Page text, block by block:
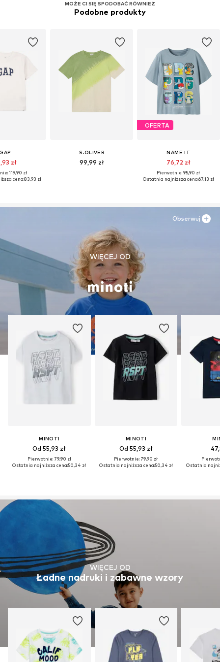
MOŻE CI SIĘ SPODOBAĆ RÓWNIEŻ
Podobne produkty
zł
119,90 zł
cena:83,93 zł
S.OLIVER
99,99 zł
OFERTA
NAME IT
76,72 zł
Pierwotnie: 95,90 zł
Ostatnia najniższa cena:67,13 zł
WIĘCEJ OD
MINOTI
Od 55,93 zł
Pierwotnie: 79,90 zł
Ostatnia najniższa cena:50,34 zł
MINOTI
Od 55,93 zł
Pierwotnie: 79,90 zł
Ostatnia najniższa cena:50,34 zł
Ostatnia
Obserwuj
WIĘCEJ OD
Ładne nadruki i zabawne wzory